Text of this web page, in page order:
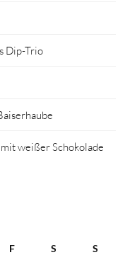
Dip-Trio
weißer Schokolade
F S S